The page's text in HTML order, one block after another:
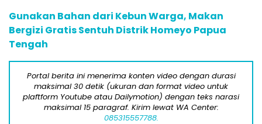
Gunakan Bahan dari Kebun Warga, Makan
Bergizi Gratis Sentuh Distrik Homeyo Papua
Tengah
Portal berita ini menerima konten video dengan durasi
maksimal 30 detik (ukuran dan format video untuk
plaftform Youtube atau Dailymotion) dengan teks narasi
maksimal 15 paragraf. Kirim lewat WA Center:
085315557788.